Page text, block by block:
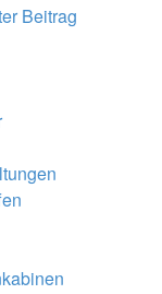
Beitrag